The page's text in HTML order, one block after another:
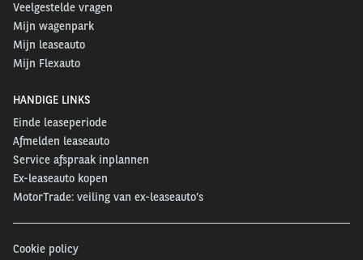
Veelgestelde vragen
Mijn wagenpark
Mijn leaseauto
Mijn Flexauto
HANDIGE LINKS
Einde leaseperiode
Afmelden leaseauto
Service afspraak inplannen
Ex-leaseauto kopen
MotorTrade: veiling van ex-leaseauto’s
Cookie policy